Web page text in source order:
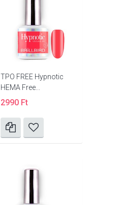
TPO FREE Hypnotic
HEMA Free...
2990 Ft